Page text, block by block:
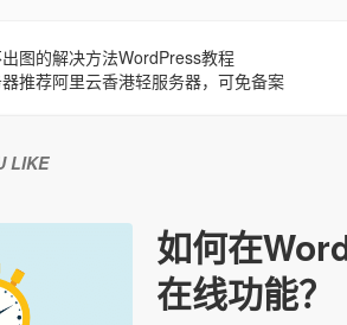
图的解决方法WordPress教程
推荐阿里云香港轻服务器，可免备案
LIKE
如何在
在线功能？